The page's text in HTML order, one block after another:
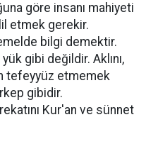
göre insanı mahiyeti
etmek gerekir.
bilgi demektir.
gibi değildir. Aklını,
tefeyyüz etmemek
gibidir.
Kur'an ve sünnet